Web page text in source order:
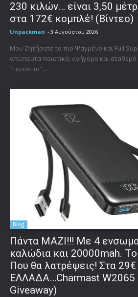
230 κιλών… είναι 3,50
στα 172€ κομπλέ! (Βίντεο)
Unpackman - 3 Αυγούστου 2026
Μου Ζητήσατε το πιο Ψαγμένο και Full Sup
απίστευτα ποιοτικό, γρήγορο και σταθερό
"τεράστιο"...
Blog
Πάντα ΜΑΖΙ!!! Με 4
καλώδια και 20000mah.
Που θα λατρέψεις! Στα
ΕΛΛΑΔΑ…Charmast W2065
Giveaway)